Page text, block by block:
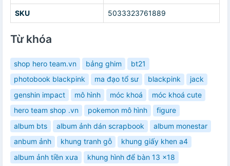
SKU 5033323761889
Từ khóa
shop hero team.vn bảng ghim
bt21
photobook blackpink
ma đạo tổ sư blackpink
jack
genshin impact
mô hình móc khoá
móc khoá cute
hero team shop .vn
pokemon mô hình
figure
album bts
album ảnh dán scrapbook
album monestar
anbum ảnh
khung tranh gỗ
khung giấy khen a4
album ảnh tiền xưa
khung hình để bàn 13 x18